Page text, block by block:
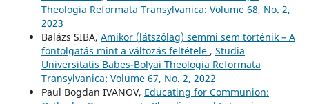
Theologia Reformata Transylvanica: Volume 68, No. 2,
2023
Balázs SIBA, Amikor (látszólag) semmi sem történik – A
fontolgatás mint a változás feltétele , Studia
Universitatis Babes-Bolyai Theologia Reformata
Transylvanica: Volume 67, No. 2, 2022
Paul Bogdan IVANOV, Educating for Communion: